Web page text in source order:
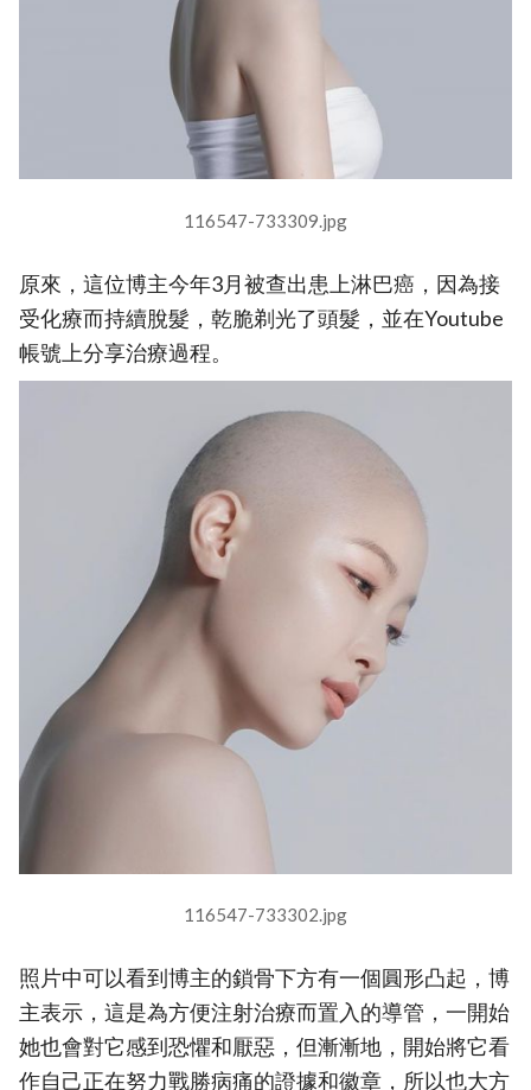
116547-733309.jpg
原來，這位博主今年3月被查出患上淋巴癌，因為接
受化療而持續脫髮，乾脆剃光了頭髮，並在Youtube
帳號上分享治療過程。
116547-733302.jpg
照片中可以看到博主的鎖骨下方有一個圓形凸起，博
主表示，這是為方便注射治療而置入的導管，一開始
她也會對它感到恐懼和厭惡，但漸漸地，開始將它看
作自己正在努力戰勝病痛的證據和徽章，所以也大方